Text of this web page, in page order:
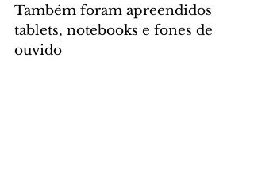
Também foram apreendidos
tablets, notebooks e fones de
ouvido